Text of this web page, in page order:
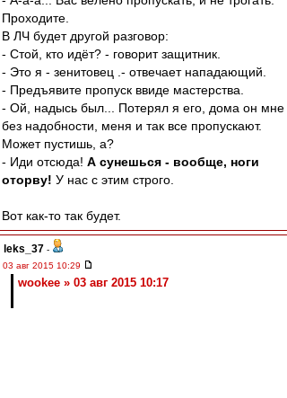
Проходите.
В ЛЧ будет другой разговор:
- Стой, кто идёт? - говорит защитник.
- Это я - зенитовец .- отвечает нападающий.
- Предъявите пропуск ввиде мастерства.
- Ой, надысь был... Потерял я его, дома он мне
без надобности, меня и так все пропускают.
Может пустишь, а?
- Иди отсюда! А сунешься - вообще, ноги
оторву! У нас с этим строго.
Вот как-то так будет.
leks_37 -
03 авг 2015 10:29
wookee » 03 авг 2015 10:17